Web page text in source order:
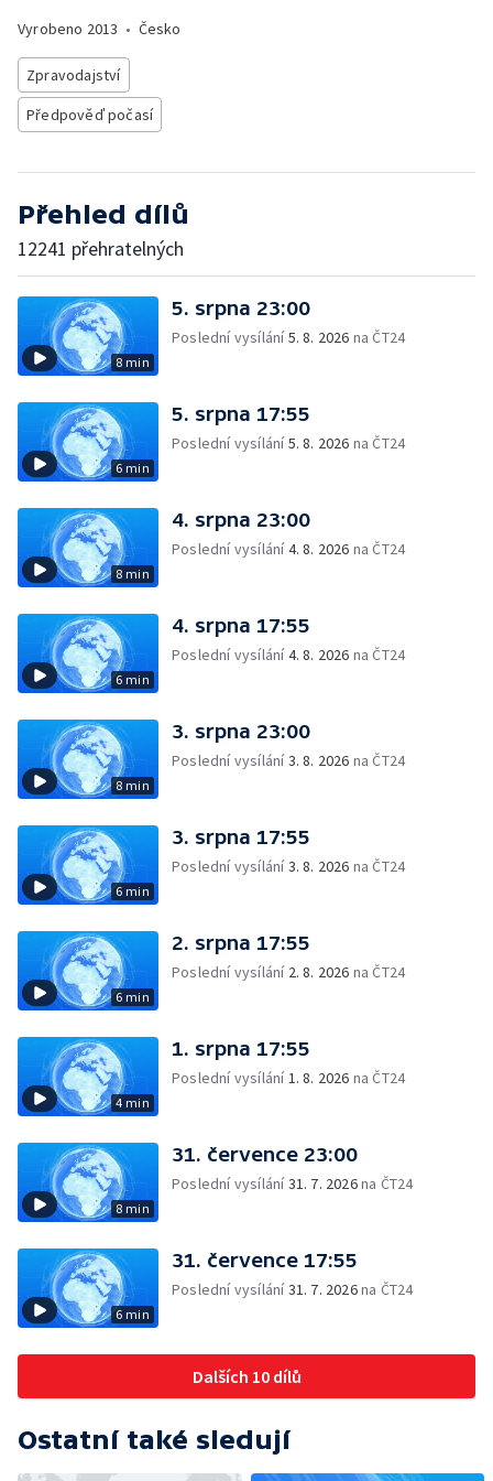
Vyrobeno 2013 • Česko
Zpravodajství
Předpověď počasí
Přehled dílů
12241 přehratelných
8 min
5. srpna 23:00
Poslední vysílání5. 8. 2026 na ČT24
6 min
5. srpna 17:55
Poslední vysílání5. 8. 2026 na ČT24
8 min
4. srpna 23:00
Poslední vysílání4. 8. 2026 na ČT24
6 min
4. srpna 17:55
Poslední vysílání4. 8. 2026 na ČT24
8 min
3. srpna 23:00
Poslední vysílání3. 8. 2026 na ČT24
6 min
3. srpna 17:55
Poslední vysílání3. 8. 2026 na ČT24
6 min
2. srpna 17:55
Poslední vysílání 2. 8. 2026 na ČT24
4 min
1. srpna 17:55
Poslední vysílání1. 8. 2026 na ČT24
8 min
31. července 23:00
Poslední vysílání31. 7. 2026na ČT24
6 min
31. července 17:55
Poslední vysílání31. 7. 2026na ČT24
Dalších 10 dílů
Ostatní také sledují